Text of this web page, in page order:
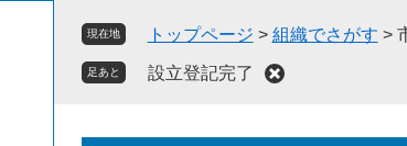
現在地 トップページ > 組織でさがす >
足あと 設立登記完了